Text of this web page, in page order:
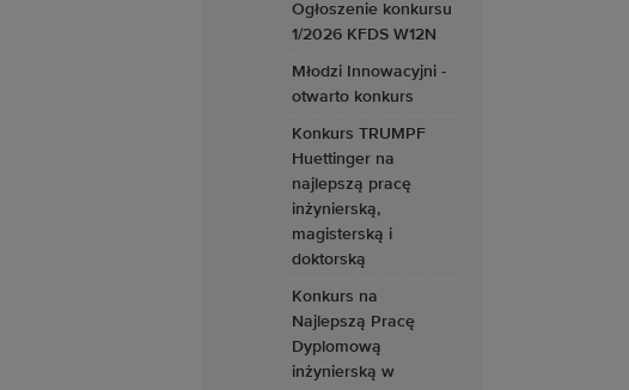
Ogłoszenie konkursu
1/2026 KFDS W12N
Młodzi Innowacyjni -
otwarto konkurs
Konkurs TRUMPF
Huettinger na
najlepszą pracę
inżynierską,
magisterską i
doktorską
Konkurs na
Najlepszą Pracę
Dyplomową
inżynierską w